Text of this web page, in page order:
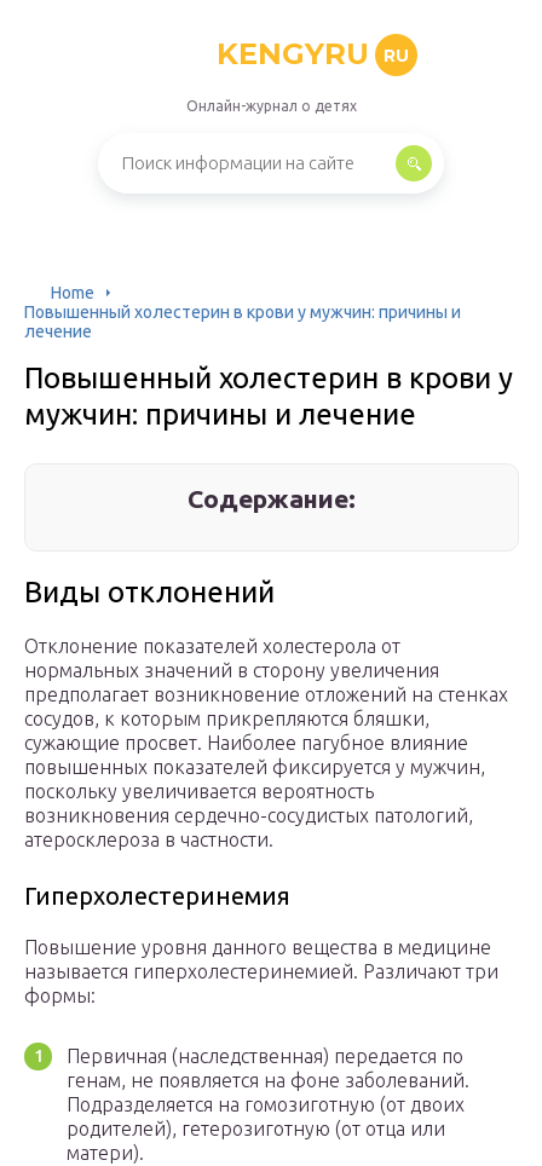
KENGYRU RU
Онлайн-журнал о детях
Home
Повышенный холестерин в крови у мужчин: причины и
лечение
Повышенный холестерин в крови у
мужчин: причины и лечение
Содержание:
Виды отклонений
Отклонение показателей холестерола от
нормальных значений в сторону увеличения
предполагает возникновение отложений на стенках
сосудов, к которым прикрепляются бляшки,
сужающие просвет. Наиболее пагубное влияние
повышенных показателей фиксируется у мужчин,
поскольку увеличивается вероятность
возникновения сердечно-сосудистых патологий,
атеросклероза в частности.
Гиперхолестеринемия
Повышение уровня данного вещества в медицине
называется гиперхолестеринемией. Различают три
формы:
Первичная (наследственная) передается по
генам, не появляется на фоне заболеваний.
Подразделяется на гомозиготную (от двоих
родителей), гетерозиготную (от отца или
матери).